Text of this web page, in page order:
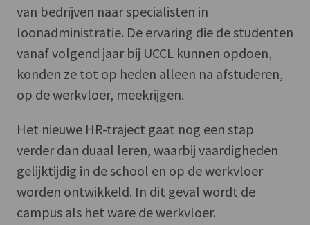
van bedrijven naar specialisten in
loonadministratie. De ervaring die de studenten
vanaf volgend jaar bij UCCL kunnen opdoen,
konden ze tot op heden alleen na afstuderen,
op de werkvloer, meekrijgen.
Het nieuwe HR-traject gaat nog een stap
verder dan duaal leren, waarbij vaardigheden
gelijktijdig in de school en op de werkvloer
worden ontwikkeld. In dit geval wordt de
campus als het ware de werkvloer.